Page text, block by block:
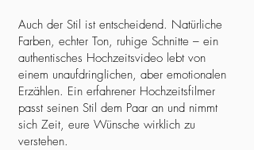
Auch der Stil ist entscheidend. Natürliche
Farben, echter Ton, ruhige Schnitte – ein
authentisches Hochzeitsvideo lebt von
einem unaufdringlichen, aber emotionalen
Erzählen. Ein erfahrener Hochzeitsfilmer
passt seinen Stil dem Paar an und nimmt
sich Zeit, eure Wünsche wirklich zu
verstehen.